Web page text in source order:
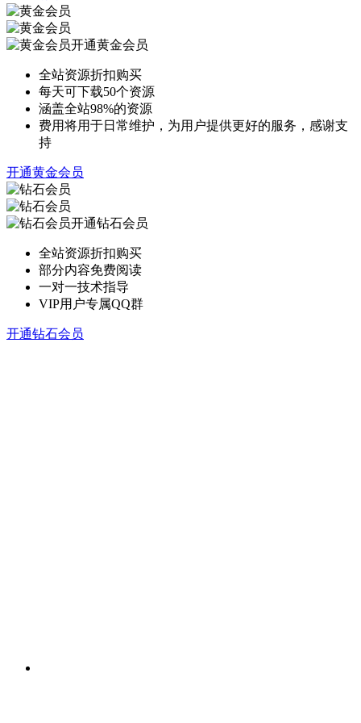
开通黄金会员
全站资源折扣购买
每天可下载50个资源
涵盖全站98%的资源
费用将用于日常维护，为用户提供更好的服务，感谢支
持
开通黄金会员
开通钻石会员
全站资源折扣购买
部分内容免费阅读
一对一技术指导
VIP用户专属QQ群
开通钻石会员